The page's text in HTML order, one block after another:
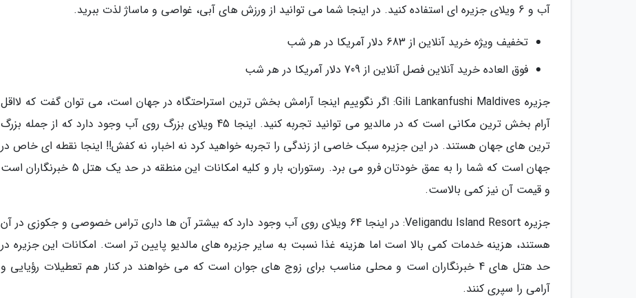
آب و 6 ویلای جزیره ای استفاده کنید. در اینجا شما می توانید از ورزش های آبی، غواصی و ماساژ لذت ببرید.
تخفیف ویژه خرید آنلاین از 683 دلار آمریکا در هر شب
فوق العاده خرید آنلاین فصل آنلاین از 709 دلار آمریکا در هر شب
جزیره Gili Lankanfushi Maldives: اگر نگوییم اینجا آرامش بخش ترین استراحتگاه در جهان است، می توان گفت که لااقل
آرام بخش ترین مکانی است که در مالدیو می توانید تجربه کنید. اینجا 45 ویلای بزرگ روی آب وجود دارد که از جمله بزرگ
ترین های جهان هستند. در این جزیره سبک خاصی از زندگی را تجربه خواهید کرد نه اخبار، نه کفش!! اینجا نقطه ای خاص در
جهان است که شما را به عمق خودتان فرو می برد. رستوران، بار و کلیه امکانات این منطقه در حد یک هتل 5 خبرنگاران است
و قیمت آن نیز کمی بالاست.
جزیره Veligandu Island Resort: در اینجا 64 ویلای روی آب وجود دارد که بیشتر آن ها داری تراس خصوصی و جکوزی در آن
هستند، هزینه خدمات کمی بالا است اما هزینه غذا نسبت به سایر جزیره های مالدیو پایین تر است. امکانات این جزیره در
حد هتل های 4 خبرنگاران است و محلی مناسب برای زوج های جوان است که می خواهند در کنار هم تعطیلات رؤیایی و
آرامی را سپری کنند.